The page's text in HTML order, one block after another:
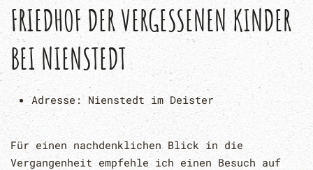
FRIEDHOF DER VERGESSENEN KINDER
BEI NIENSTEDT
Adresse: Nienstedt im Deister
Für einen nachdenklichen Blick in die
Vergangenheit empfehle ich einen Besuch auf